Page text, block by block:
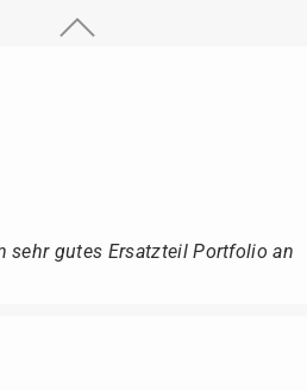
sehr gutes Ersatzteil Portfolio an